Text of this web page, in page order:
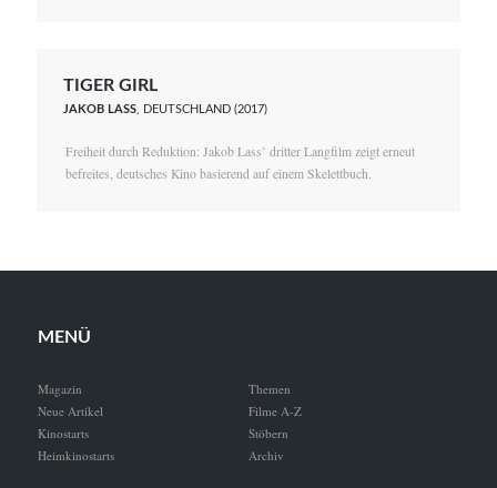
TIGER GIRL
JAKOB LASS , DEUTSCHLAND (2017)
Freiheit durch Reduktion: Jakob Lass’ dritter Langfilm zeigt erneut
befreites, deutsches Kino basierend auf einem Skelettbuch.
MENÜ
Magazin
Neue Artikel
Kinostarts
Heimkinostarts
Themen
Filme A-Z
Stöbern
Archiv